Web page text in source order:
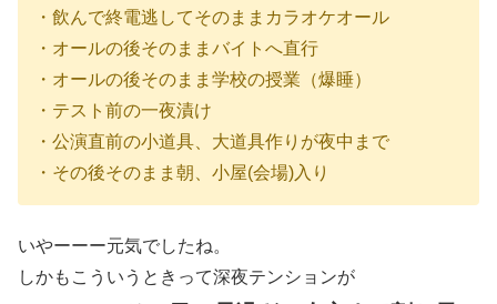
・飲んで終電逃してそのままカラオケオール
・オールの後そのままバイトへ直行
・オールの後そのまま学校の授業（爆睡）
・テスト前の一夜漬け
・公演直前の小道具、大道具作りが夜中まで
・その後そのまま朝、小屋(会場)入り
いやーーー元気でしたね。
しかもこういうときって深夜テンションが